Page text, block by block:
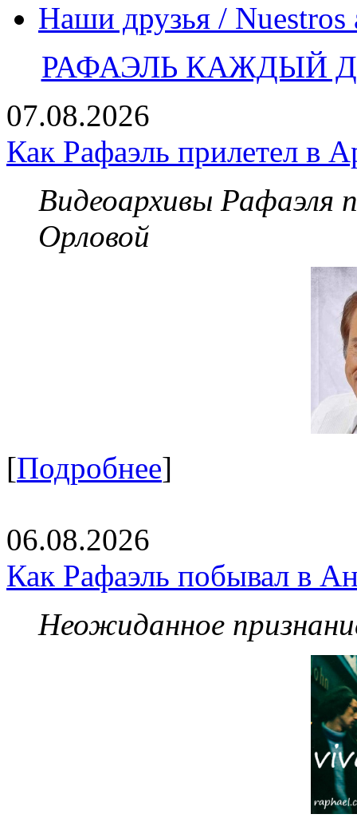
Наши друзья / Nuestros
РАФАЭЛЬ КАЖДЫЙ
07.08.2026
Как Рафаэль прилетел в
Видеоархивы Рафаэля
Орловой
[Подробнее]
06.08.2026
Как Рафаэль побывал в
Неожиданное